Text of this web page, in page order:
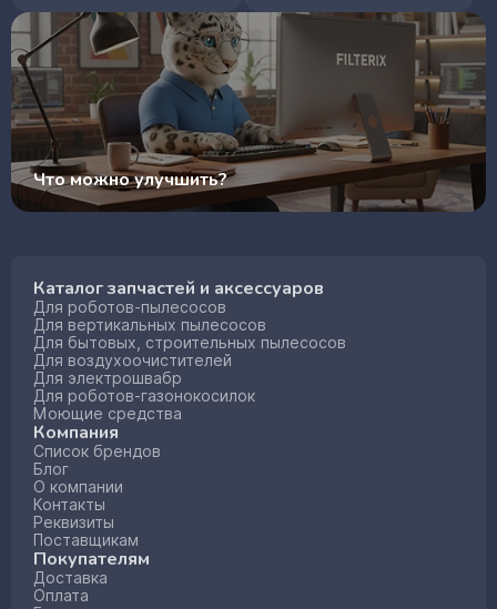
Что можно улучшить?
Каталог запчастей и аксессуаров
Для роботов-пылесосов
Для вертикальных пылесосов
Для бытовых, строительных пылесосов
Для воздухоочистителей
Для электрошвабр
Для роботов-газонокосилок
Моющие средства
Компания
Список брендов
Блог
О компании
Контакты
Реквизиты
Поставщикам
Покупателям
Доставка
Оплата